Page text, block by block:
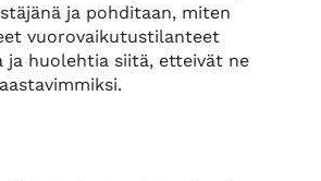
ja pohditaan, miten
vuorovaikutustilanteet
ja huolehtia siitä, etteivät ne